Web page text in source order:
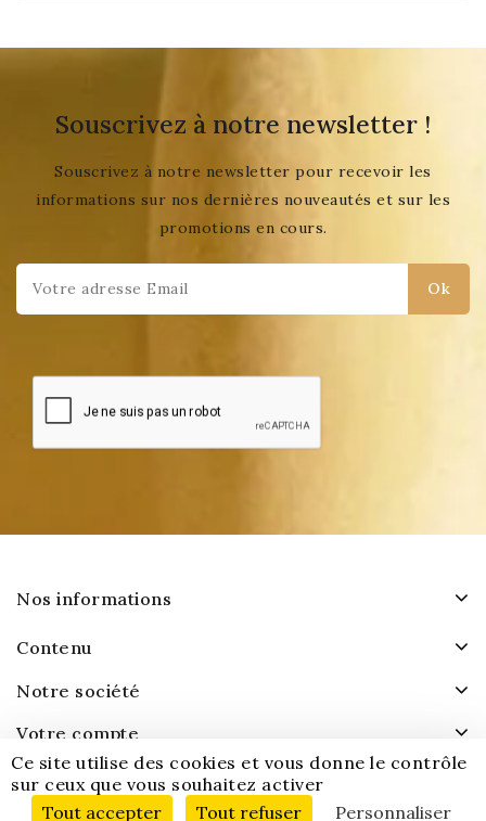
Souscrivez à notre newsletter !
Souscrivez à notre newsletter pour recevoir les
informations sur nos dernières nouveautés et sur les
promotions en cours.
Nos informations
Contenu
Notre société
Votre compte
Ce site utilise des cookies et vous donne le contrôle
sur ceux que vous souhaitez activer
Tout accepter
Tout refuser Personnaliser